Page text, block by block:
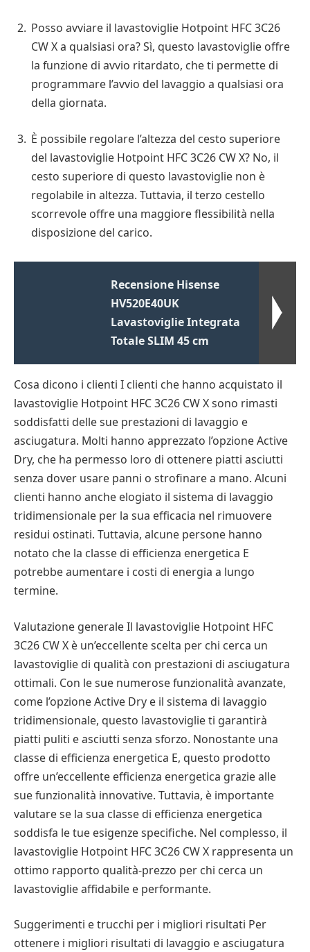
Posso avviare il lavastoviglie Hotpoint HFC 3C26
CW X a qualsiasi ora? Sì, questo lavastoviglie offre
la funzione di avvio ritardato, che ti permette di
programmare l’avvio del lavaggio a qualsiasi ora
della giornata.
È possibile regolare l’altezza del cesto superiore
del lavastoviglie Hotpoint HFC 3C26 CW X? No, il
cesto superiore di questo lavastoviglie non è
regolabile in altezza. Tuttavia, il terzo cestello
scorrevole offre una maggiore flessibilità nella
disposizione del carico.
Recensione Hisense
HV520E40UK
Lavastoviglie Integrata
Totale SLIM 45 cm
Cosa dicono i clienti I clienti che hanno acquistato il
lavastoviglie Hotpoint HFC 3C26 CW X sono rimasti
soddisfatti delle sue prestazioni di lavaggio e
asciugatura. Molti hanno apprezzato l’opzione Active
Dry, che ha permesso loro di ottenere piatti asciutti
senza dover usare panni o strofinare a mano. Alcuni
clienti hanno anche elogiato il sistema di lavaggio
tridimensionale per la sua efficacia nel rimuovere
residui ostinati. Tuttavia, alcune persone hanno
notato che la classe di efficienza energetica E
potrebbe aumentare i costi di energia a lungo
termine.
Valutazione generale Il lavastoviglie Hotpoint HFC
3C26 CW X è un’eccellente scelta per chi cerca un
lavastoviglie di qualità con prestazioni di asciugatura
ottimali. Con le sue numerose funzionalità avanzate,
come l’opzione Active Dry e il sistema di lavaggio
tridimensionale, questo lavastoviglie ti garantirà
piatti puliti e asciutti senza sforzo. Nonostante una
classe di efficienza energetica E, questo prodotto
offre un’eccellente efficienza energetica grazie alle
sue funzionalità innovative. Tuttavia, è importante
valutare se la sua classe di efficienza energetica
soddisfa le tue esigenze specifiche. Nel complesso, il
lavastoviglie Hotpoint HFC 3C26 CW X rappresenta un
ottimo rapporto qualità-prezzo per chi cerca un
lavastoviglie affidabile e performante.
Suggerimenti e trucchi per i migliori risultati Per
ottenere i migliori risultati di lavaggio e asciugatura